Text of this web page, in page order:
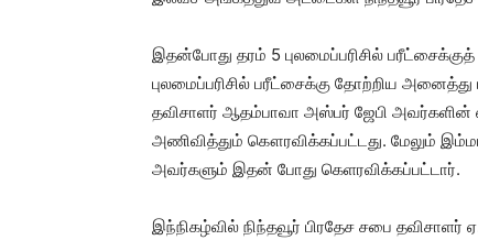
இதன்போது தரம் 5 புலமைப்பரிசில்
புலமைப்பரிசில் பரீட்சைக்கு தோற்றிய
தவிசாளர் ஆதம்பாவா அஸ்பர் ஜேபி
அணிவித்தும் கௌரவிக்கப்பட்டது. மேலும்
அவர்களும் இதன் போது கெளரவிக்கப்பட்டார்.
இந்நிகழ்வில் நிந்தவூர் பிரதேச சபை